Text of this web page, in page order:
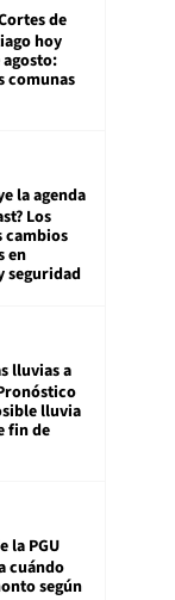
de
hoy
agosto:
comunas
la agenda
Los
cambios
en
seguridad
lluvias a
lluvia
fin de
la PGU
cuándo
según